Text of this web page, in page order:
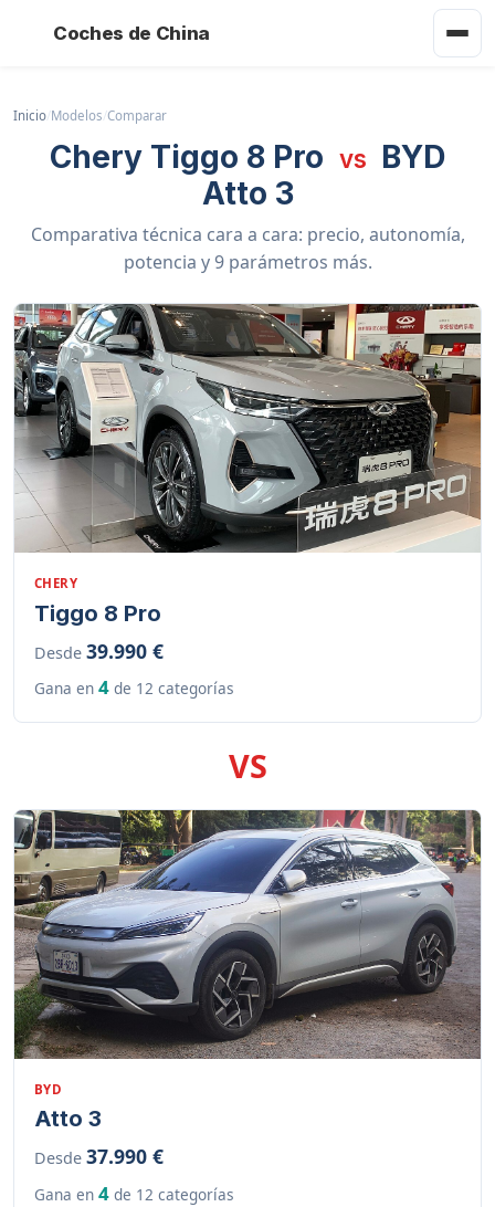
Coches de China
Inicio/Modelos/Comparar
Chery Tiggo 8 Pro vs BYD
Atto 3
Comparativa técnica cara a cara: precio, autonomía,
potencia y 9 parámetros más.
CHERY
Tiggo 8 Pro
Desde 39.990 €
Gana en 4de 12 categorías
VS
BYD
Atto 3
Desde 37.990 €
Gana en 4de 12 categorías